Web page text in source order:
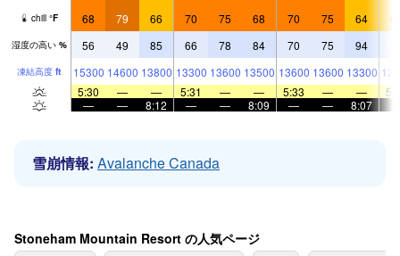
chill °F 68 79 66 70 75 68 70 75 64
湿度の高い % 56 49 85 66 78 84 70 75 94
凍結高度 ft 15300 14600 13800 13300 13600 13500 13600 13600 13300
5:30
— — 5:31 — — 5:33 — —
—
— 8:12 — — 8:09 — — 8:07
雪崩情報: Avalanche Canada
Stoneham Mountain Resort の人気ページ